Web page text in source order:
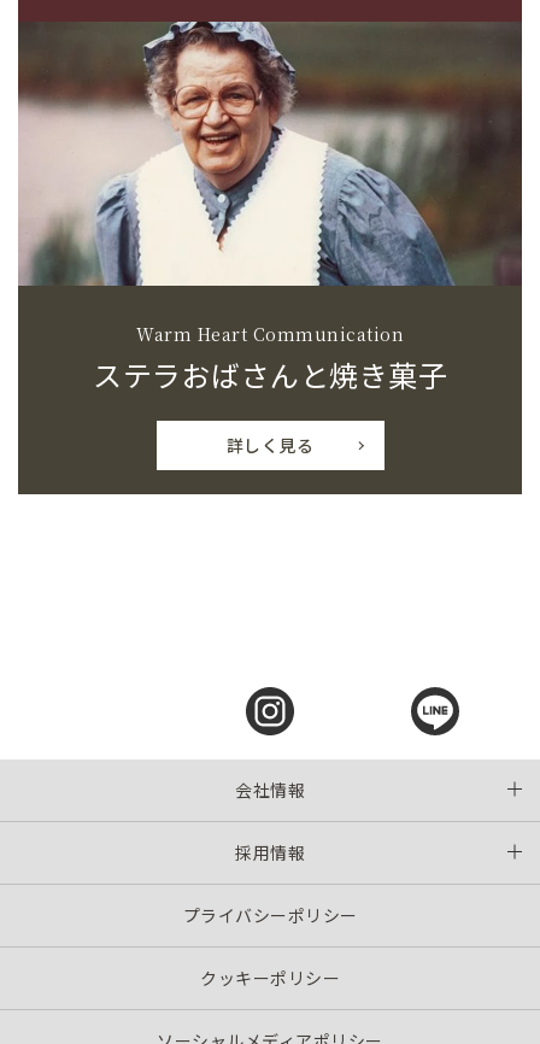
Warm Heart Communication
ステラおばさんと焼き菓子
詳しく見る
会社情報
採用情報
プライバシーポリシー
クッキーポリシー